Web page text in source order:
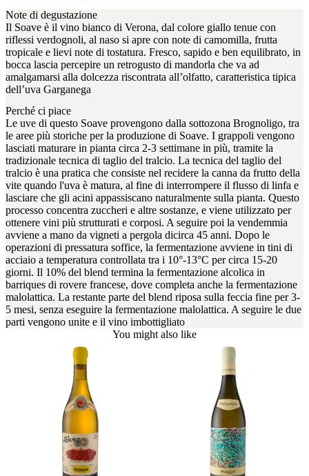
Note di degustazione
Il Soave è il vino bianco di Verona, dal colore giallo tenue con
riflessi verdognoli, al naso si apre con note di camomilla, frutta
tropicale e lievi note di tostatura. Fresco, sapido e ben equilibrato, in
bocca lascia percepire un retrogusto di mandorla che va ad
amalgamarsi alla dolcezza riscontrata all’olfatto, caratteristica tipica
dell’uva Garganega
Perché ci piace
Le uve di questo Soave provengono dalla sottozona Brognoligo, tra
le aree più storiche per la produzione di Soave. I grappoli vengono
lasciati maturare in pianta circa 2-3 settimane in più, tramite la
tradizionale tecnica di taglio del tralcio. La tecnica del taglio del
tralcio è una pratica che consiste nel recidere la canna da frutto della
vite quando l'uva è matura, al fine di interrompere il flusso di linfa e
lasciare che gli acini appassiscano naturalmente sulla pianta. Questo
processo concentra zuccheri e altre sostanze, e viene utilizzato per
ottenere vini più strutturati e corposi. A seguire poi la vendemmia
avviene a mano da vigneti a pergola dicirca 45 anni. Dopo le
operazioni di pressatura soffice, la fermentazione avviene in tini di
acciaio a temperatura controllata tra i 10°-13°C per circa 15-20
giorni. Il 10% del blend termina la fermentazione alcolica in
barriques di rovere francese, dove completa anche la fermentazione
malolattica. La restante parte del blend riposa sulla feccia fine per 3-
5 mesi, senza eseguire la fermentazione malolattica. A seguire le due
parti vengono unite e il vino imbottigliato
You might also like